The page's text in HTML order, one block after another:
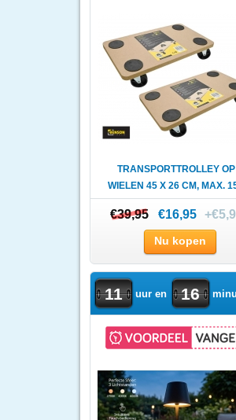
TRANSPORTTROLLEY OP
WIELEN 45 X 26 CM, MAX.
KG
€39,95
€39,95 €16,95
Nu kopen
11 uur en 16